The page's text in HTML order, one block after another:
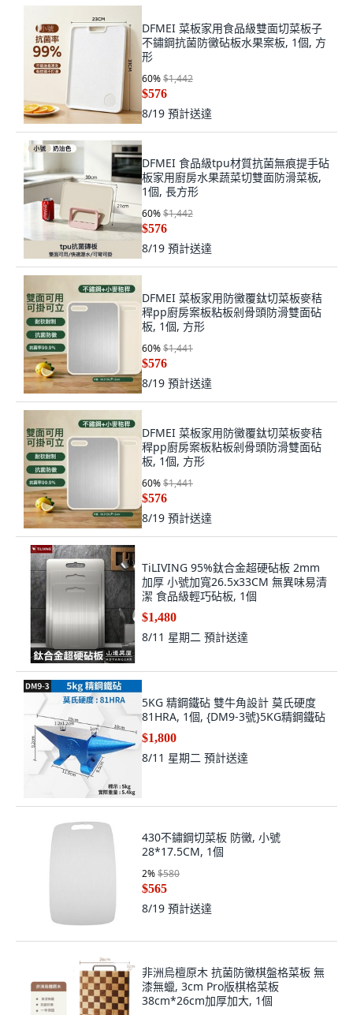
DFMEI 菜板家用食品級雙面切菜板子
不鏽鋼抗菌防黴砧板水果案板, 1個, 方
形
60%$1,442
$576
8/19 預計送達
DFMEI 食品級tpu材質抗菌無痕提手砧
板家用廚房水果蔬菜切雙面防滑菜板,
1個, 長方形
60%$1,442
$576
8/19 預計送達
DFMEI 菜板家用防黴覆鈦切菜板麥秸
稈pp廚房案板粘板剁骨頭防滑雙面砧
板, 1個, 方形
60%$1,441
$576
8/19 預計送達
DFMEI 菜板家用防黴覆鈦切菜板麥秸
稈pp廚房案板粘板剁骨頭防滑雙面砧
板, 1個, 方形
60%$1,441
$576
8/19 預計送達
TiLIVING 95%鈦合金超硬砧板 2mm
加厚 小號加寬26.5x33CM 無異味易清
潔 食品級輕巧砧板, 1個
$1,480
8/11 星期二 預計送達
5KG 精鋼鐵砧 雙牛角設計 莫氏硬度
81HRA, 1個, {DM9-3號}5KG精鋼鐵砧
$1,800
8/11 星期二 預計送達
430不鏽鋼切菜板 防黴, 小號
28*17.5CM, 1個
2%$580
$565
8/19 預計送達
非洲烏檀原木 抗菌防黴棋盤格菜板 無
漆無蠟, 3cm Pro版棋格菜板
38cm*26cm加厚加大, 1個